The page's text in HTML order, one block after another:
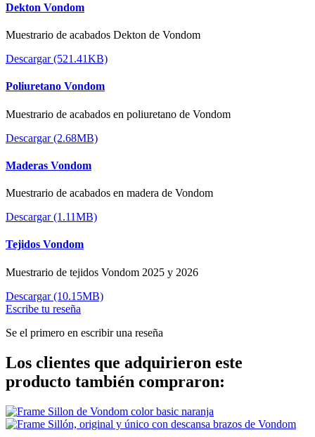
Dekton Vondom
Muestrario de acabados Dekton de Vondom
Descargar (521.41KB)
Poliuretano Vondom
Muestrario de acabados en poliuretano de Vondom
Descargar (2.68MB)
Maderas Vondom
Muestrario de acabados en madera de Vondom
Descargar (1.11MB)
Tejidos Vondom
Muestrario de tejidos Vondom 2025 y 2026
Descargar (10.15MB)
Escribe tu reseña
Se el primero en escribir una reseña
Los clientes que adquirieron este
producto también compraron: